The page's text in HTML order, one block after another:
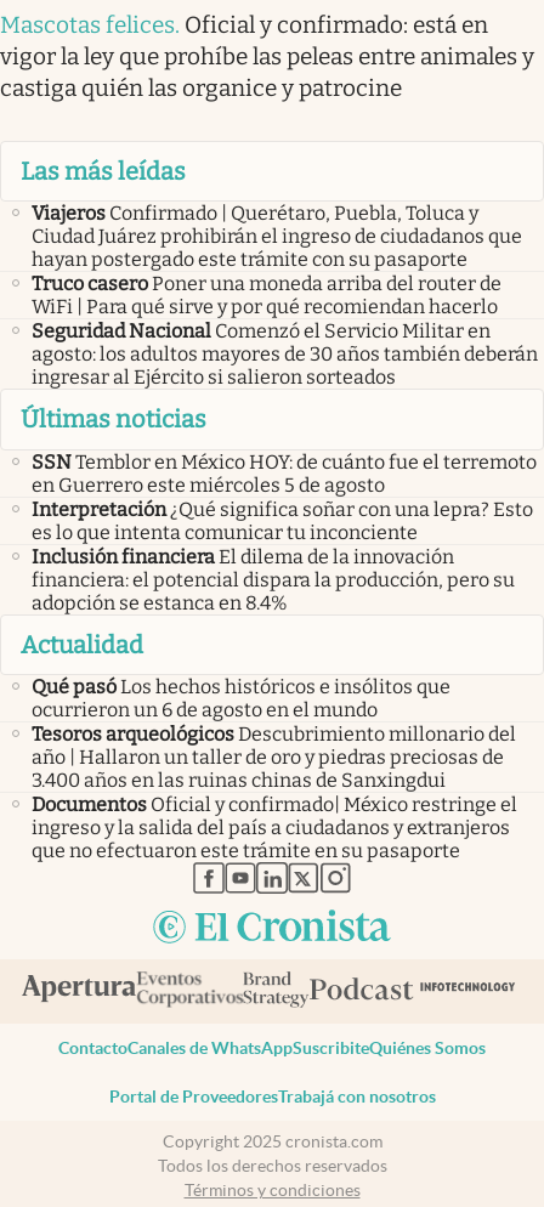
Mascotas felices. Oficial y confirmado: está en
vigor la ley que prohíbe las peleas entre animales y
castiga quién las organice y patrocine
Las más leídas
Viajeros Confirmado | Querétaro, Puebla, Toluca y
Ciudad Juárez prohibirán el ingreso de ciudadanos que
hayan postergado este trámite con su pasaporte
Truco caseroPoner una moneda arriba del router de
WiFi | Para qué sirve y por qué recomiendan hacerlo
Seguridad Nacional Comenzó el Servicio Militar en
agosto: los adultos mayores de 30 años también deberán
ingresar al Ejército si salieron sorteados
Últimas noticias
SSNTemblor en México HOY: de cuánto fue el terremoto
en Guerrero este miércoles 5 de agosto
Interpretación ¿Qué significa soñar con una lepra? Esto
es lo que intenta comunicar tu inconciente
Inclusión financieraEl dilema de la innovación
financiera: el potencial dispara la producción, pero su
adopción se estanca en 8.4%
Actualidad
Qué pasóLos hechos históricos e insólitos que
ocurrieron un 6 de agosto en el mundo
Tesoros arqueológicosDescubrimiento millonario del
año | Hallaron un taller de oro y piedras preciosas de
3.400 años en las ruinas chinas de Sanxingdui
Documentos Oficial y confirmado| México restringe el
ingreso y la salida del país a ciudadanos y extranjeros
que no efectuaron este trámite en su pasaporte
abre en nueva pestaña
abre en nueva pestaña
abre en nueva pestaña
abre en nueva pestaña
abre en nueva pestaña
ContactoCanales de WhatsAppSuscribiteQuiénes Somos
Portal de ProveedoresTrabajá con nosotros
Copyright 2025 cronista.com
Todos los derechos reservados
Términos y condiciones